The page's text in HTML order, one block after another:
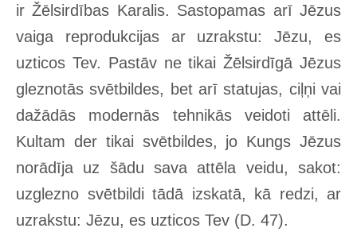
ir Žēlsirdības Karalis. Sastopamas arī Jēzus
vaiga reprodukcijas ar uzrakstu: Jēzu, es
uzticos Tev. Pastāv ne tikai Žēlsirdīgā Jēzus
gleznotās svētbildes, bet arī statujas, ciļņi vai
dažādās modernās tehnikās veidoti attēli.
Kultam der tikai svētbildes, jo Kungs Jēzus
norādīja uz šādu sava attēla veidu, sakot:
uzglezno svētbildi tādā izskatā, kā redzi, ar
uzrakstu: Jēzu, es uzticos Tev (D. 47).